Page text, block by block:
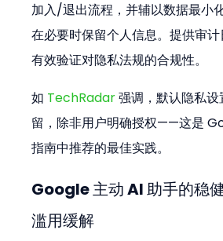
加入/退出流程，并辅以数据最
在必要时保留个人信息。提供审
有效验证对隐私法规的合规性。
如 TechRadar 强调，默认隐私
留，除非用户明确授权——这是
指南中推荐的最佳实践。
Google 主动 AI 助手的稳
滥用缓解